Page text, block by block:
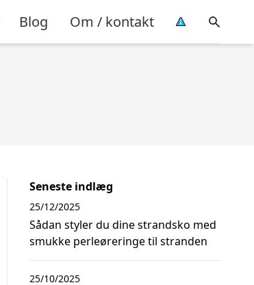
Blog Om / kontakt
Seneste indlæg
Sådan styler du dine strandsko med
smukke perleøreringe til stranden
25/12/2025
25/10/2025